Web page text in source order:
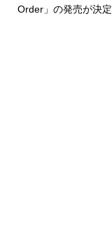
Order」の発売が決定